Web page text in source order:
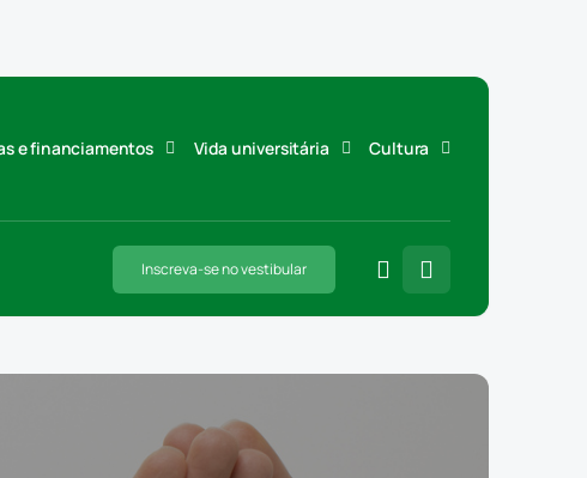
e financiamentos Vida universitária Cultura
Inscreva-se no vestibular